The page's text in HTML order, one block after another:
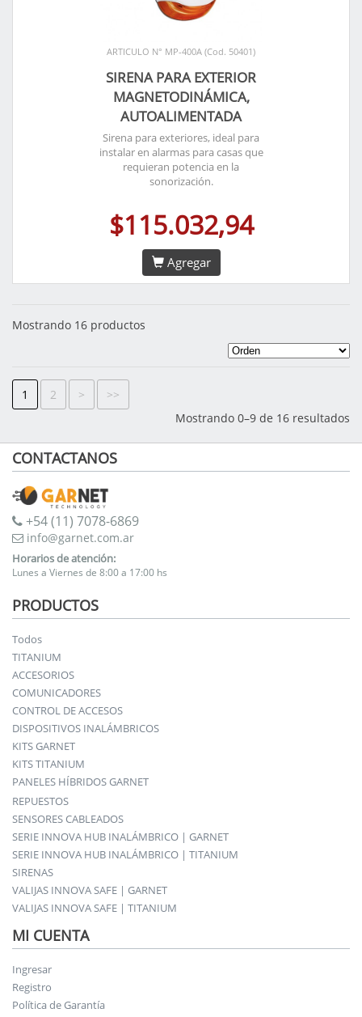
ARTICULO N° MP-400A (Cod. 50401)
SIRENA PARA EXTERIOR
MAGNETODINÁMICA,
AUTOALIMENTADA
Sirena para exteriores, ideal para
instalar en alarmas para casas que
requieran potencia en la
sonorización.
$115.032,94
Agregar
Mostrando 16 productos
1 2 >
>>
Mostrando 0–9 de 16 resultados
CONTACTANOS
+54 (11) 7078-6869
info@garnet.com.ar
Horarios de atención:
Lunes a Viernes de 8:00 a 17:00 hs
PRODUCTOS
Todos
TITANIUM
ACCESORIOS
COMUNICADORES
CONTROL DE ACCESOS
DISPOSITIVOS INALÁMBRICOS
KITS GARNET
KITS TITANIUM
PANELES HÍBRIDOS GARNET
REPUESTOS
SENSORES CABLEADOS
SERIE INNOVA HUB INALÁMBRICO | GARNET
SERIE INNOVA HUB INALÁMBRICO | TITANIUM
SIRENAS
VALIJAS INNOVA SAFE | GARNET
VALIJAS INNOVA SAFE | TITANIUM
MI CUENTA
Ingresar
Registro
Política de Garantía